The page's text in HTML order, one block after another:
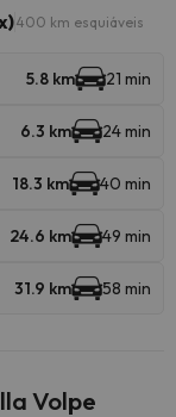
400 km esquiáveis
5.8 km 21 min
6.3 km 24 min
18.3 km 40 min
24.6 km 49 min
31.9 km 58 min
Volpe